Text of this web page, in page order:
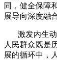
同，健全保障
展导向深度融
激发内生
人民群众既是
展的循环中，